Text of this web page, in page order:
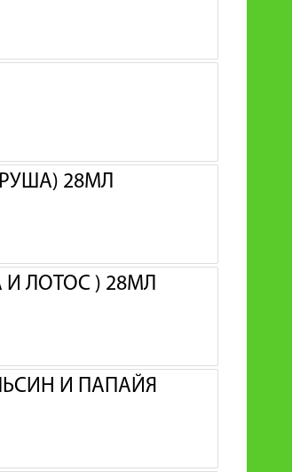
28МЛ
И ЛОТОС ) 28МЛ
И ПАПАЙЯ